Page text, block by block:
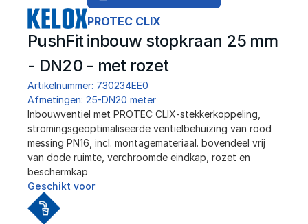
PROTEC CLIX
PushFit inbouw stopkraan 25 mm
- DN20 - met rozet
Artikelnummer: 730234EE0
Afmetingen: 25-DN20 meter
Inbouwventiel met PROTEC CLIX-stekkerkoppeling,
stromingsgeoptimaliseerde ventielbehuizing van rood
messing PN16, incl. montagemateriaal. bovendeel vrij
van dode ruimte, verchroomde eindkap, rozet en
beschermkap
Geschikt voor